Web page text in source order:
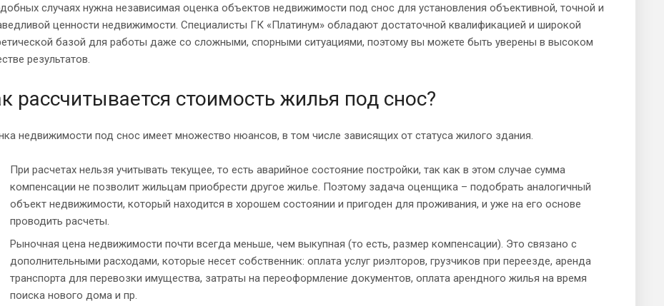
случаях нужна независимая оценка объектов недвижимости под снос для установления объективной, точной и
ценности недвижимости. Специалисты ГК «Платинум» обладают достаточной квалификацией и широкой
базой для работы даже со сложными, спорными ситуациями, поэтому вы можете быть уверены в высоком
результатов.
рассчитывается стоимость жилья под снос?
недвижимости под снос имеет множество нюансов, в том числе зависящих от статуса жилого здания.
При расчетах нельзя учитывать текущее, то есть аварийное состояние постройки, так как в этом случае сумма
компенсации не позволит жильцам приобрести другое жилье. Поэтому задача оценщика – подобрать аналогичный
объект недвижимости, который находится в хорошем состоянии и пригоден для проживания, и уже на его основе
проводить расчеты.
Рыночная цена недвижимости почти всегда меньше, чем выкупная (то есть, размер компенсации). Это связано с
дополнительными расходами, которые несет собственник: оплата услуг риэлторов, грузчиков при переезде, аренда
транспорта для перевозки имущества, затраты на переоформление документов, оплата арендного жилья на время
поиска нового дома и пр.